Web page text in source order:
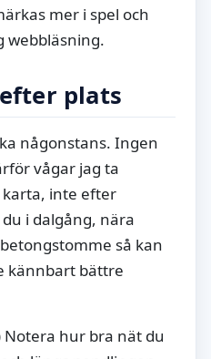
mer i spel och
webbläsning.
plats
någonstans. Ingen
vågar jag ta
inte efter
i dalgång, nära
så kan
kännbart bättre
Notera hur bra nät du